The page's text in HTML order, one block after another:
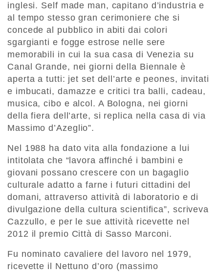
inglesi. Self made man, capitano d’industria e
al tempo stesso gran cerimoniere che si
concede al pubblico in abiti dai colori
sgargianti e fogge estrose nelle sere
memorabili in cui la sua casa di Venezia su
Canal Grande, nei giorni della Biennale è
aperta a tutti: jet set dell’arte e peones, invitati
e imbucati, damazze e critici tra balli, cadeau,
musica, cibo e alcol. A Bologna, nei giorni
della fiera dell’arte, si replica nella casa di via
Massimo d’Azeglio”.
Nel 1988 ha dato vita alla fondazione a lui
intitolata che “lavora affinché i bambini e
giovani possano crescere con un bagaglio
culturale adatto a farne i futuri cittadini del
domani, attraverso attività di laboratorio e di
divulgazione della cultura scientifica”, scriveva
Cazzullo, e per le sue attività ricevette nel
2012 il premio Città di Sasso Marconi.
Fu nominato cavaliere del lavoro nel 1979,
ricevette il Nettuno d’oro (massimo